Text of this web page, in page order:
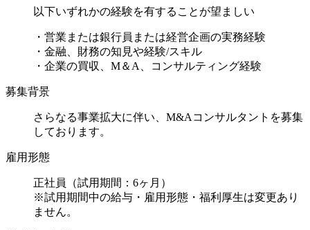
以下いずれかの経験を有することが望ましい
・営業または銀行員または経営企画の実務経験
・金融、財務の知見や経験/スキル
・企業の買収、M＆A、コンサルティング経験
募集背景
さらなる事業拡大に伴い、M&Aコンサルタントを募集
しております。
雇用形態
正社員（試用期間：6ヶ月）
※試用期間中の給与・雇用形態・福利厚生は変更あり
ません。